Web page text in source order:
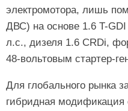
электромотора, лишь
ДВС) на основе 1.6 T-
л.с., дизеля 1.6 CRDi,
48-вольтовым стартер-
Для глобального рынка
гибридная модификация